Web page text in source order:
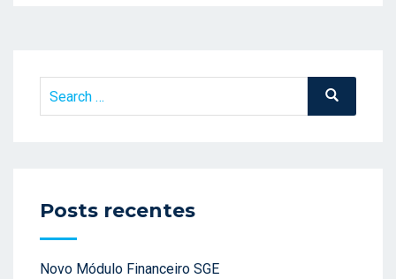
Search
Search
Posts recentes
Novo Módulo Financeiro SGE